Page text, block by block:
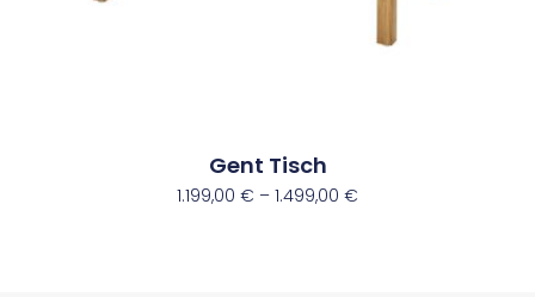
Gent Tisch
1.199,00 € – 1.499,00 €